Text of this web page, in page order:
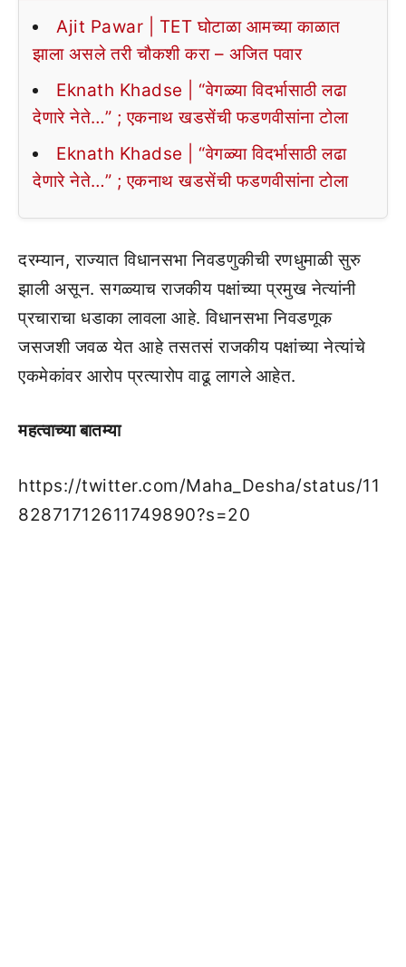
Ajit Pawar | TET घोटाळा आमच्या काळात
झाला असले तरी चौकशी करा – अजित पवार
Eknath Khadse | “वेगळ्या विदर्भासाठी लढा
देणारे नेते…” ; एकनाथ खडसेंची फडणवीसांना टोला
Eknath Khadse | “वेगळ्या विदर्भासाठी लढा
देणारे नेते…” ; एकनाथ खडसेंची फडणवीसांना टोला
दरम्यान, राज्यात विधानसभा निवडणुकीची रणधुमाळी सुरु
झाली असून. सगळ्याच राजकीय पक्षांच्या प्रमुख नेत्यांनी
प्रचाराचा धडाका लावला आहे. विधानसभा निवडणूक
जसजशी जवळ येत आहे तसतसं राजकीय पक्षांच्या नेत्यांचे
एकमेकांवर आरोप प्रत्यारोप वाढू लागले आहेत.
महत्वाच्या बातम्या
https://twitter.com/Maha_Desha/status/11
82871712611749890?s=20